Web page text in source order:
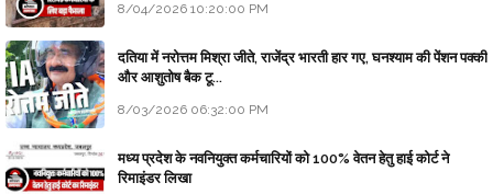
8/04/2026 10:20:00 PM
दतिया में नरोत्तम मिश्रा जीते, राजेंद्र भारती हार गए, घनश्याम की पेंशन पक्की
और आशुतोष बैक टू...
8/03/2026 06:32:00 PM
मध्य प्रदेश के नवनियुक्त कर्मचारियों को 100% वेतन हेतु हाई कोर्ट ने
रिमाइंडर लिखा